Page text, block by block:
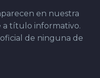
en nuestra
a título informativo.
de ninguna de